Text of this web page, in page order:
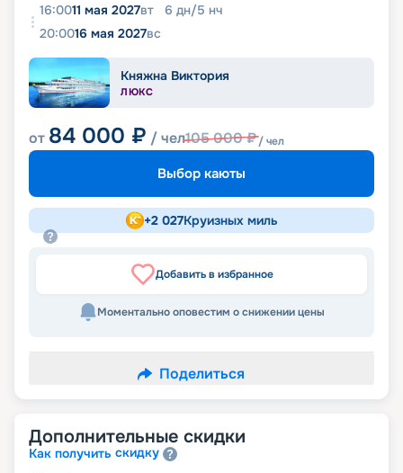
16:0011 мая 2027вт 6 дн/5 нч
20:0016 мая 2027вс
Княжна Виктория
ЛЮКС
от 84 000 ₽ / чел105 000₽/ чел
Выбор каюты
+2 027Круизных миль
Добавить в избранное
Моментально оповестим о снижении цены
Поделиться
Дополнительные скидки
Как получить скидку